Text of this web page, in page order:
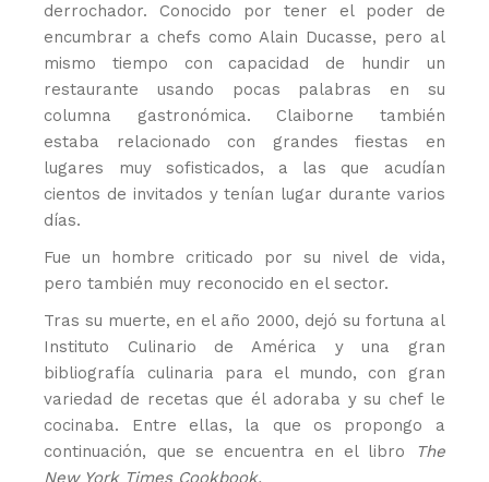
derrochador. Conocido por tener el poder de
encumbrar a chefs como Alain Ducasse, pero al
mismo tiempo con capacidad de hundir un
restaurante usando pocas palabras en su
columna gastronómica. Claiborne también
estaba relacionado con grandes fiestas en
lugares muy sofisticados, a las que acudían
cientos de invitados y tenían lugar durante varios
días.
Fue un hombre criticado por su nivel de vida,
pero también muy reconocido en el sector.
Tras su muerte, en el año 2000, dejó su fortuna al
Instituto Culinario de América y una gran
bibliografía culinaria para el mundo, con gran
variedad de recetas que él adoraba y su chef le
cocinaba. Entre ellas, la que os propongo a
continuación, que se encuentra en el libro
The
New York Times Cookbook.